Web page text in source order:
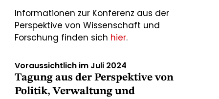
Informationen zur Konferenz aus der
Perspektive von Wissenschaft und
Forschung finden sich hier.
Voraussichtlich im Juli 2024
Tagung aus der Perspektive von
Politik, Verwaltung und